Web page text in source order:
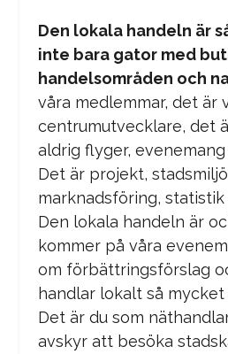
Den lokala handeln är
inte bara gator med
handelsområden och
våra medlemmar, det är
centrumutvecklare, det
aldrig flyger,
Det är projekt,
marknadsföring, statistik
Den lokala handeln är
kommer på våra
om förbättringsförslag
handlar lokalt så mycket
Det är du som
avskyr att besöka